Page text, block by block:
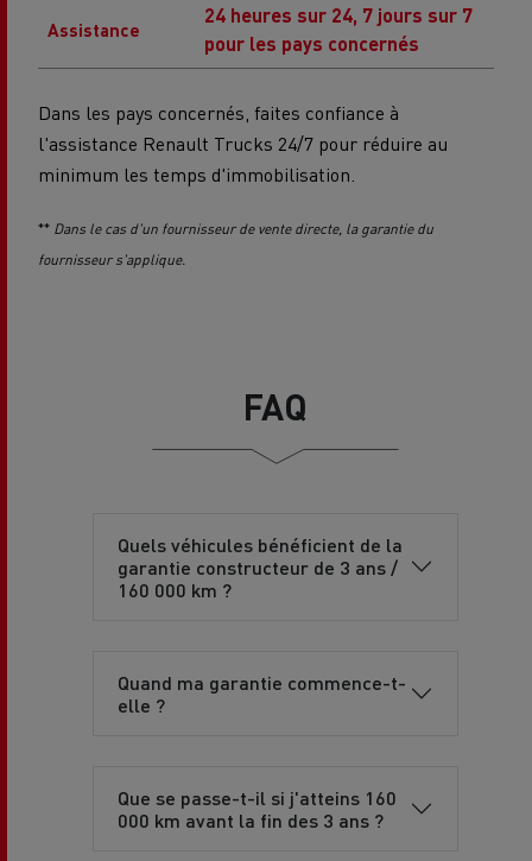
Assistance
24 heures sur 24, 7 jours sur 7
pour les pays concernés
Dans les pays concernés, faites confiance à
l'assistance Renault Trucks 24/7 pour réduire au
minimum les temps d'immobilisation.
** Dans le cas d'un fournisseur de vente directe, la garantie du
fournisseur s'applique.
FAQ
Quels véhicules bénéficient de la
garantie constructeur de 3 ans /
160 000 km ?
Quand ma garantie commence-t-
elle ?
Que se passe-t-il si j'atteins 160
000 km avant la fin des 3 ans ?